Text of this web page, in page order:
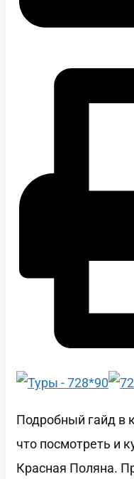
Подробный гайд в
что посмотреть и
Красная Поляна.